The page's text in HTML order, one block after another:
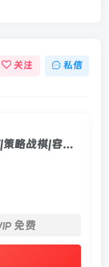
关注 私信
全球热潮/Worldwide Rush Build.22854717|策略战棋|容量6.6GB|官方中文版
免费